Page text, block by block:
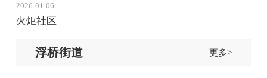
2026-01-06
火炬社区
浮桥街道 更多>